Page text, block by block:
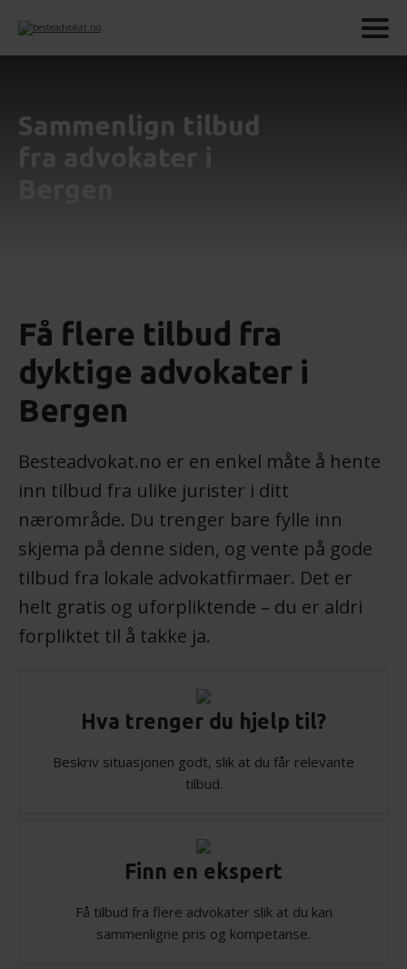
Sammenlign tilbud
fra advokater i
Få flere tilbud fra
dyktige advokater i
Bergen
Besteadvokat.no er en enkel måte å hente
inn tilbud fra ulike jurister i ditt
nærområde. Du trenger bare fylle inn
skjema på denne siden, og vente på gode
tilbud fra lokale advokatfirmaer. Det er
helt gratis og uforpliktende – du er aldri
forpliktet til å takke ja.
Hva trenger du hjelp til?
Beskriv situasjonen godt, slik at du får relevante
tilbud.
Finn en ekspert
Få tilbud fra flere advokater slik at du kan
sammenligne pris og kompetanse.